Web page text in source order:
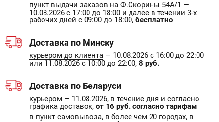
пункт выдачи заказов на Ф.Скорины 54А/1 —
10.08.2026 с 17:00 до 18:00 и далее в течении 3-х
рабочих дней с 09:00 до 18:00, бесплатно
Доставка по Минску
курьером до клиента — 10.08.2026 с 16:00 до 22:00
или 11.08.2026 с 10:00 до 22:00, 8 руб.
Доставка по Беларуси
курьером — 11.08.2026, в течение дня и согласно
графика доставок, от 16 руб. согласно тарифам
в пункт самовывоза, в более чем 20 городах, в